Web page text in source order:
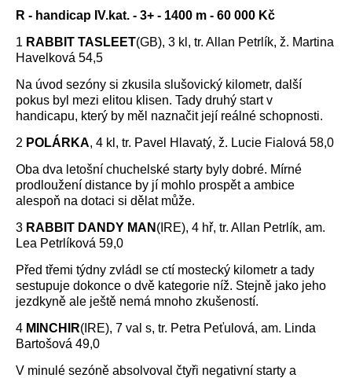
R - handicap IV.kat. - 3+ - 1400 m - 60 000 Kč
1 RABBIT TASLEET(GB), 3 kl, tr. Allan Petrlík, ž. Martina
Havelková 54,5
Na úvod sezóny si zkusila slušovický kilometr, další
pokus byl mezi elitou klisen. Tady druhý start v
handicapu, který by měl naznačit její reálné schopnosti.
2 POLÁRKA, 4 kl, tr. Pavel Hlavatý, ž. Lucie Fialová 58,0
Oba dva letošní chuchelské starty byly dobré. Mírné
prodloužení distance by jí mohlo prospět a ambice
alespoň na dotaci si dělat může.
3 RABBIT DANDY MAN (IRE), 4 hř, tr. Allan Petrlík, am.
Lea Petrlíková 59,0
Před třemi týdny zvládl se ctí mostecký kilometr a tady
sestupuje dokonce o dvě kategorie níž. Stejně jako jeho
jezdkyně ale ještě nemá mnoho zkušeností.
4 MINCHIR(IRE), 7 val s, tr. Petra Peťulová, am. Linda
Bartošová 49,0
V minulé sezóně absolvoval čtyři negativní starty a